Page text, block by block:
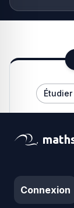
Connexion
Un loueur
d'un total
Afin